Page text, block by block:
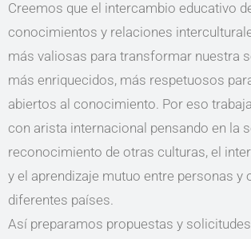
Creemos que el intercambio educativo
conocimientos y relaciones
más valiosas para transformar nuestra
más enriquecidos, más respetuosos
abiertos al conocimiento. Por eso
con arista internacional pensando en la
reconocimiento de otras culturas, el
y el aprendizaje mutuo entre personas y
diferentes países.
Así preparamos propuestas y